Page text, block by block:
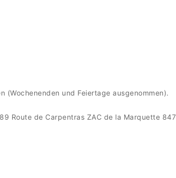
und Feiertage ausgenommen).
Route de Carpentras ZAC de la Marquette